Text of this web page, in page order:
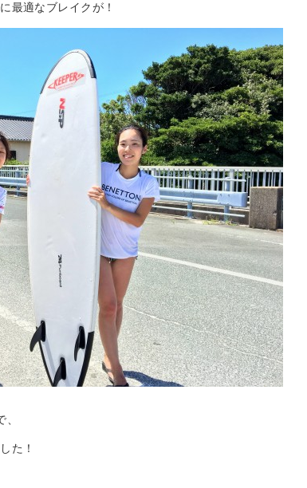
最適なブレイクが！
た！